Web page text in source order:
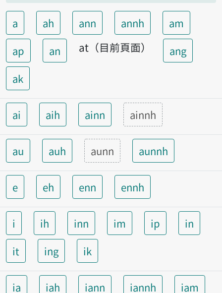
a ah ann annh
am
ap
an at（目前頁面）
ang
ak
ai aih ainn ainnh
au auh aunn aunnh
e eh enn ennh
i ih inn im ip
in
it
ing ik
ia iah iann iannh
iam